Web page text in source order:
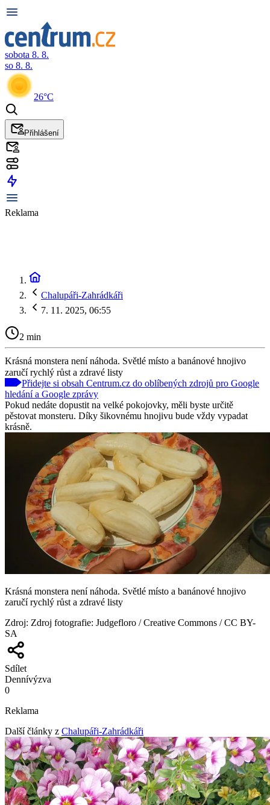
sobota 8. 8.
so 8. 8.
26°C
Přihlášení
Reklama
Chalupáři-Zahrádkáři
7. 11. 2025, 06:55
2 min
Krásná monstera není náhoda. Světlé místo a banánové hnojivo
zaručí rychlý růst a zdravé listy
Přidejte si obsah Centrum.cz do oblíbených zdrojů pro Google
hledání a Google zprávy
Pokud nedáte dopustit na velké pokojovky, měli byste určitě
pěstovat monsteru. Díky šikovnému hnojivu bude vždy vypadat
krásně.
Krásná monstera není náhoda. Světlé místo a banánové hnojivo
zaručí rychlý růst a zdravé listy
Zdroj: Zdroj fotografie: Judgefloro / Creative Commons / CC BY-
SA
Sdílet
Dennívýzva
0
Reklama
Další články z Chalupáři-Zahrádkáři